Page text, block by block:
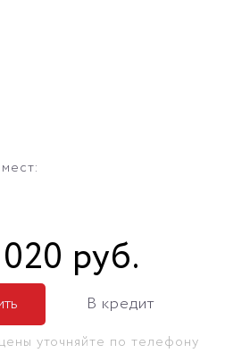
руб.
В кредит
уточняйте по телефону